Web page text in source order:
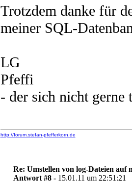
Trotzdem danke für
meiner SQL-
LG
Pfeffi
- der sich nicht
http://forum.stefan-pfefferkorn.de
Re: Umstellen von log-Dateien auf
Antwort #8 - 15.01.11 um 22:51:21